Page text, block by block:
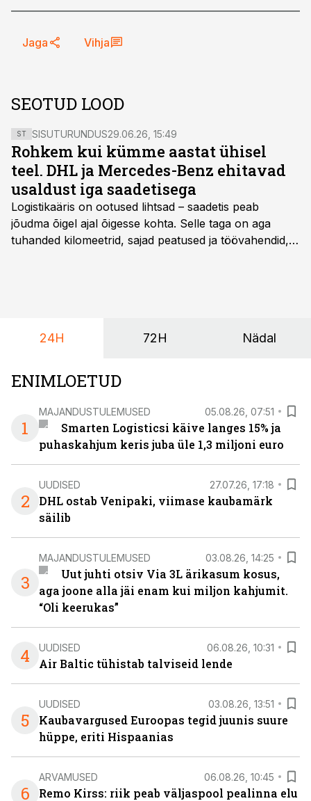
Jaga Vihja
SEOTUD LOOD
ST SISUTURUNDUS29.06.26, 15:49
Rohkem kui kümme aastat ühisel
teel. DHL ja Mercedes-Benz ehitavad
usaldust iga saadetisega
Logistikaäris on ootused lihtsad – saadetis peab
jõudma õigel ajal õigesse kohta. Selle taga on aga
tuhanded kilomeetrid, sajad peatused ja töövahendid,
24H 72H Nädal
ENIMLOETUD
1
MAJANDUSTULEMUSED 05.08.26, 07:51
Smarten Logisticsi käive langes 15% ja
puhaskahjum keris juba üle 1,3 miljoni euro
2
UUDISED 27.07.26, 17:18
DHL ostab Venipaki, viimase kaubamärk
säilib
3
MAJANDUSTULEMUSED 03.08.26, 14:25
Uut juhti otsiv Via 3L ärikasum kosus,
aga joone alla jäi enam kui miljon kahjumit.
“Oli keerukas”
4 UUDISED 06.08.26, 10:31
Air Baltic tühistab talviseid lende
5
UUDISED 03.08.26, 13:51
Kaubavargused Euroopas tegid juunis suure
hüppe, eriti Hispaanias
6
ARVAMUSED 06.08.26, 10:45
Remo Kirss: riik peab väljaspool pealinna elu